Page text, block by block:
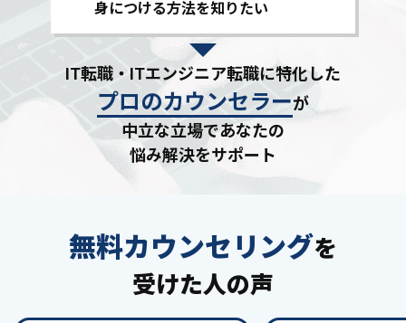
身につける方法を知りたい
IT転職・ITエンジニア転職に特化した
プロのカウンセラーが
中立な立場であなたの
悩み解決をサポート
無料カウンセリングを
受けた人の声